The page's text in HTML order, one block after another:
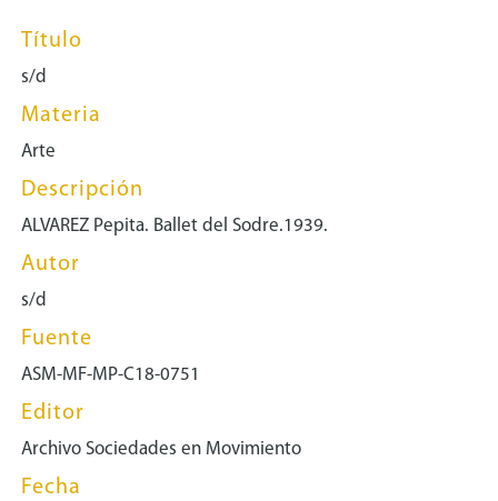
Título
s/d
Materia
Arte
Descripción
ALVAREZ Pepita. Ballet del Sodre.1939.
Autor
s/d
Fuente
ASM-MF-MP-C18-0751
Editor
Archivo Sociedades en Movimiento
Fecha